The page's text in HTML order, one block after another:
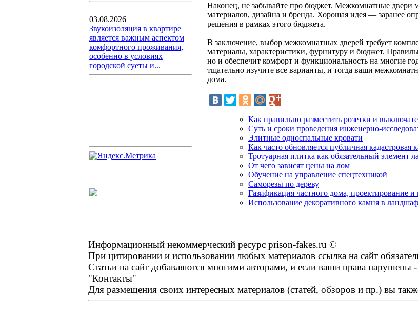
03.08.2026
Звукоизоляция в квартире
является важным аспектом
комфортного проживания,
особенно в условиях
городской суеты и...
Наконец, не забывайте про бюджет. Межкомнатные двери
материалов, дизайна и бренда. Хорошая идея — заранее
решения в рамках этого бюджета.
В заключение, выбор межкомнатных дверей требует
материалы, характеристики, фурнитуру и бюджет.
но и обеспечит комфорт и функциональность на многие
тщательно изучите все варианты, и тогда ваши
дома.
Как правильно разместить розетки и
Суть и сроки проведения инженерно-
Элитные односпальные кровати
Как часто обновляется публичная кадастровая
Тротуарная плитка как обязательный элемент
От чего зависят цены на лом
Обучение на управление спецтехникой
Саморезы по дереву
Газификация частного дома, проектирование
Использование декоративного камня в
Информационный некоммерческий ресурс prison-fakes.ru ©
При цитировании и использовании любых материалов ссылка на сайт
Статьи на сайт добавляются многими авторами, и если ваши права нарушены
"Контакты"
Для размещения своих интересных материалов (статей, обзоров и пр.) вы